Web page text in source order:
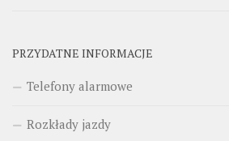
PRZYDATNE INFORMACJE
Telefony alarmowe
Rozkłady jazdy